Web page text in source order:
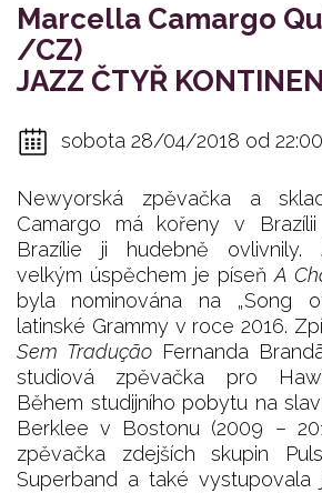
Marcella Camargo
/CZ)
JAZZ ČTYŘ
sobota 28/04/2018 od 22:00
Newyorská zpěvačka a
Camargo má kořeny v
Brazílie ji hudebně ovlivnily.
velkým úspěchem je píseň A
byla nominována na „Song
latinské Grammy v roce 2016.
Sem TraduçãoFernanda
studiová zpěvačka pro
Během studijního pobytu na
Berklee v Bostonu (2009 –
zpěvačka zdejších skupin
Superband a také